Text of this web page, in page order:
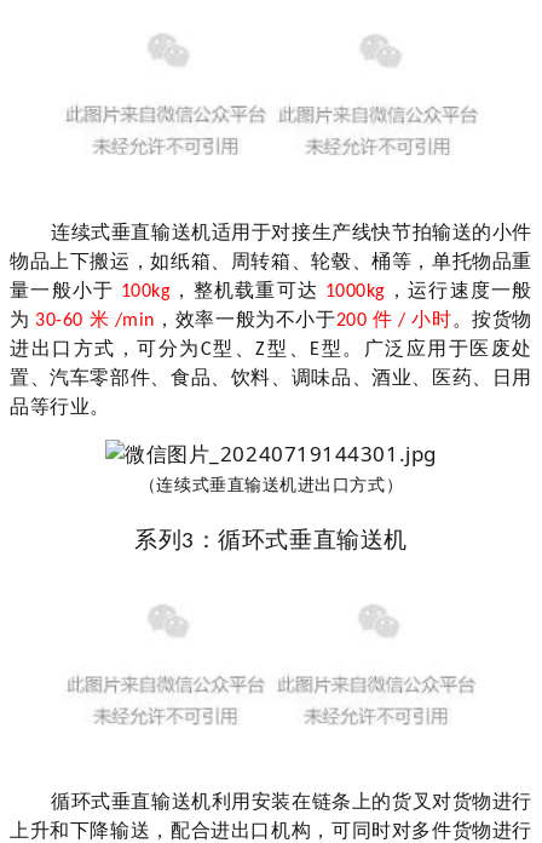
连续式垂直输送机适用于对接生产线快节拍输送的小件
物品上下搬运，如纸箱、周转箱、轮毂、桶等，单托物品重
量一般小于 100kg ，整机载重可达 1000kg ，运行速度一般
为 30-60 米 /min ，效率一般为不小于200 件 /小时。按货物
进出口方式，可分为C型、Z型、 E型 。
广泛应用于医废处
置、汽车零部件、食品、饮料、调味品、酒业、医药、日用
品等行业。
（连续式垂直输送机进出口方式）
系列 3 ：循环式垂直输送机
循环式垂直输送机利用安装在链条上的货叉对货物进行
上升和下降输送，配合进出口机构，可同时对多件货物进行